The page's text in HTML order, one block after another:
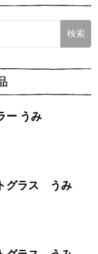
ノラネコぐんだん タンブラー うみ
ん フロートグラス うみ